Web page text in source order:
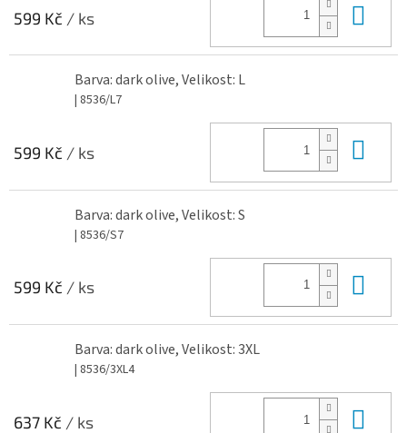
599 Kč / ks
Barva: dark olive, Velikost: L
| 8536/L7
599 Kč / ks
Barva: dark olive, Velikost: S
| 8536/S7
599 Kč / ks
Barva: dark olive, Velikost: 3XL
| 8536/3XL4
637 Kč / ks